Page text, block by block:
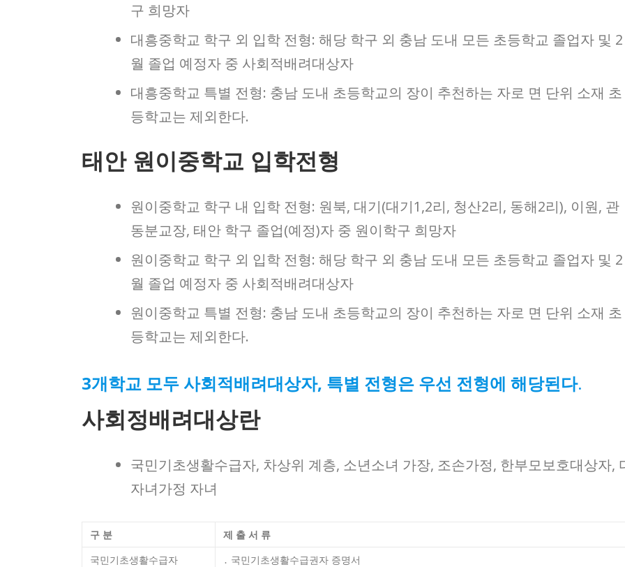
구 희망자
대흥중학교 학구 외 입학 전형: 해당 학구 외 충남 도내 모든 초등학교 졸업자 및 2
월 졸업 예정자 중 사회적배려대상자
대흥중학교 특별 전형: 충남 도내 초등학교의 장이 추천하는 자로 면 단위 소재 초
등학교는 제외한다.
태안 원이중학교 입학전형
원이중학교 학구 내 입학 전형: 원북, 대기(대기1,2리, 청산2리, 동해2리), 이원, 관
동분교장, 태안 학구 졸업(예정)자 중 원이학구 희망자
원이중학교 학구 외 입학 전형: 해당 학구 외 충남 도내 모든 초등학교 졸업자 및 2
월 졸업 예정자 중 사회적배려대상자
원이중학교 특별 전형: 충남 도내 초등학교의 장이 추천하는 자로 면 단위 소재 초
등학교는 제외한다.
3개학교 모두 사회적배려대상자, 특별 전형은 우선 전형에 해당된다.
사회정배려대상란
국민기초생활수급자, 차상위 계층, 소년소녀 가장, 조손가정, 한부모보호대상자,
자녀가정 자녀
구 분
제 출 서 류
국민기초생활수급자
․ 국민기초생활수급권자 증명서